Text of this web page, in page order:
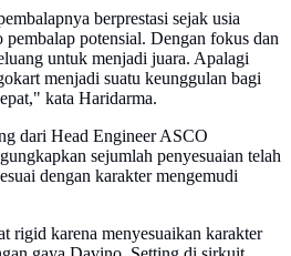
berprestasi sejak usia
potensial. Dengan fokus dan
untuk menjadi juara. Apalagi
menjadi suatu keunggulan bagi
kata Haridarma.
dari Head Engineer ASCO
sejumlah penyesuaian telah
dengan karakter mengemudi
rigid karena menyesuaikan karakter